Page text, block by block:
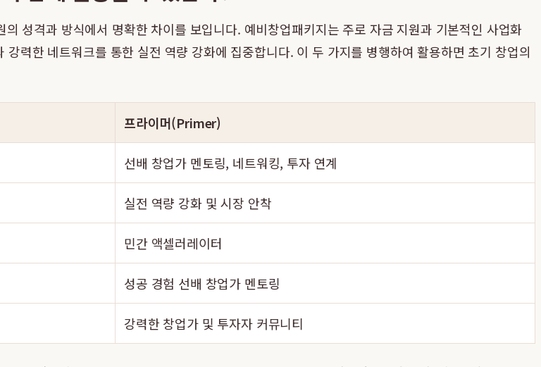
성격과 방식에서 명확한 차이를 보입니다. 예비창업패키지는 주로 자금 지원과 기본적인 사업화
강력한 네트워크를 통한 실전 역량 강화에 집중합니다. 이 두 가지를 병행하여 활용하면 초기 창업의
프라이머(Primer)
선배 창업가 멘토링, 네트워킹, 투자 연계
실전 역량 강화 및 시장 안착
민간 액셀러레이터
성공 경험 선배 창업가 멘토링
강력한 창업가 및 투자자 커뮤니티